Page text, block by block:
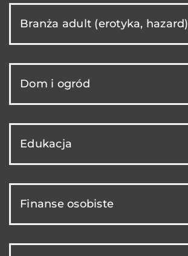
Branża adult (erotyka, hazard)
Dom i ogród
Edukacja
Finanse osobiste